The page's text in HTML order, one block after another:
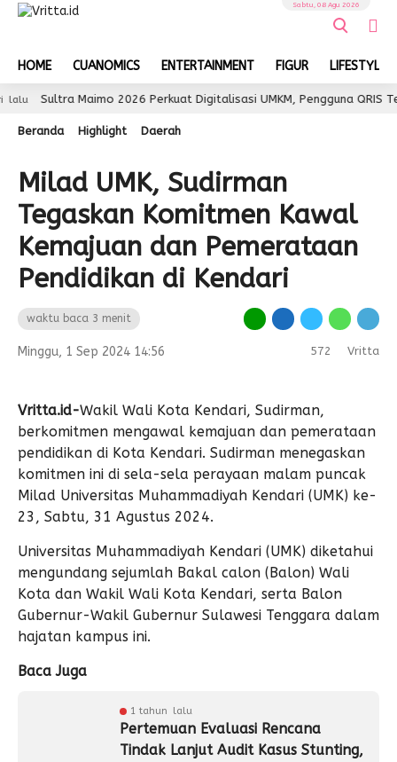
HOME CUANOMICS ENTERTAINMENT FIGUR LIFESTYLE
Sabtu, 08 Agu 2026
Maimo 2026 Perkuat Digitalisasi UMKM, Pengguna QRIS Tembus
Beranda Highlight Daerah
Milad UMK, Sudirman
Tegaskan Komitmen Kawal
Kemajuan dan Pemerataan
Pendidikan di Kendari
waktu baca 3 menit
Minggu, 1 Sep 2024 14:56 572 Vritta
Vritta.id-Wakil Wali Kota Kendari, Sudirman,
berkomitmen mengawal kemajuan dan pemerataan
pendidikan di Kota Kendari. Sudirman menegaskan
komitmen ini di sela-sela perayaan malam puncak
Milad Universitas Muhammadiyah Kendari (UMK) ke-
23, Sabtu, 31 Agustus 2024.
Universitas Muhammadiyah Kendari (UMK) diketahui
mengundang sejumlah Bakal calon (Balon) Wali
Kota dan Wakil Wali Kota Kendari, serta Balon
Gubernur-Wakil Gubernur Sulawesi Tenggara dalam
hajatan kampus ini.
Baca Juga
1 tahun lalu
Pertemuan Evaluasi Rencana
Tindak Lanjut Audit Kasus Stunting,